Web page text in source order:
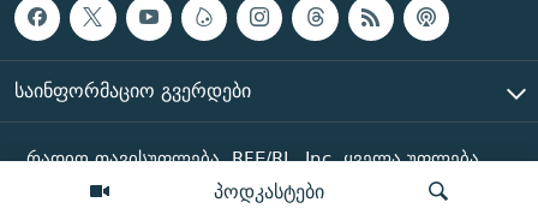
პოდკასტები
ᲡᲐᲘᲜᲤᲝᲠᲛᲐᲪᲘᲝ ᲒᲕᲔᲠᲓᲔᲑᲘ
რადიო თავისუფლება, RFE/RL, Inc. ყველა უფლება
დაცულია